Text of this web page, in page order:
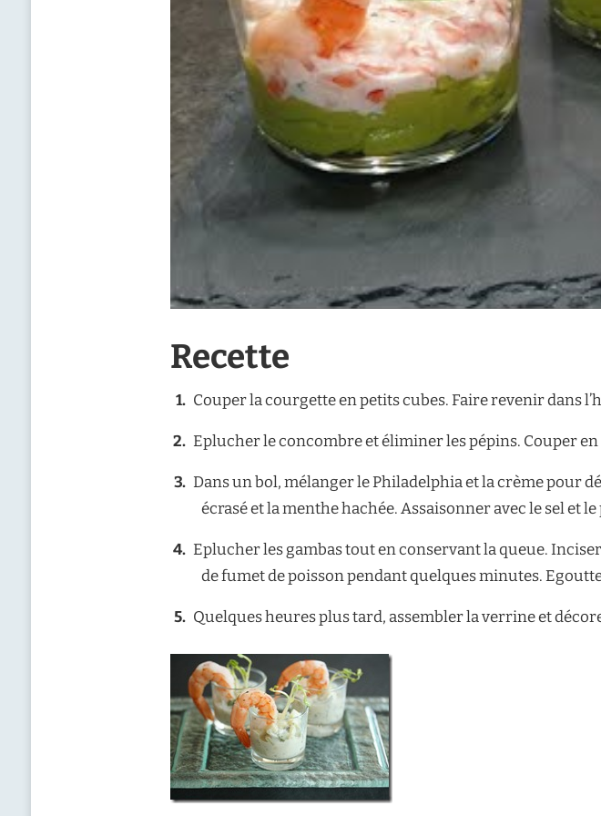
Recette
Couper la courgette en petits cubes. Faire revenir dans
Eplucher le concombre et éliminer les pépins. Couper en
Dans un bol, mélanger le Philadelphia et la crème pour
écrasé et la menthe hachée. Assaisonner avec le sel et
Eplucher les gambas tout en conservant la queue.
de fumet de poisson pendant quelques minutes.
Quelques heures plus tard, assembler la verrine et